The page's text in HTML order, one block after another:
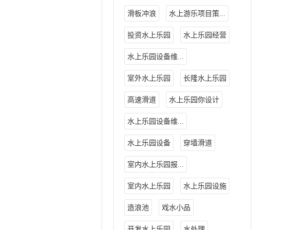
滑板冲浪 水上游乐项目策...
投资水上乐园 水上乐园经营
水上乐园设备维...
室外水上乐园 长隆水上乐园
高速滑道 水上乐园你设计
水上乐园设备维...
水上乐园设备 穿墙滑道
室内水上乐园报...
室内水上乐园 水上乐园设施
造浪池 戏水小品